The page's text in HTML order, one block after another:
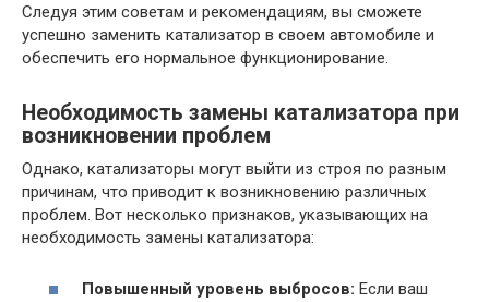
Следуя этим советам и рекомендациям, вы сможете
успешно заменить катализатор в своем автомобиле и
обеспечить его нормальное функционирование.
Необходимость замены катализатора при
возникновении проблем
Однако, катализаторы могут выйти из строя по разным
причинам, что приводит к возникновению различных
проблем. Вот несколько признаков, указывающих на
необходимость замены катализатора:
Повышенный уровень выбросов: Если ваш